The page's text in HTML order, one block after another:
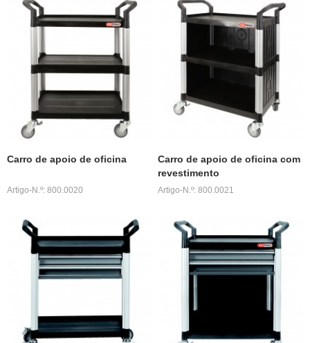
Carro de apoio de oficina
Artigo-N.º: 800.0020
Carro de apoio de oficina com
revestimento
Artigo-N.º: 800.0021